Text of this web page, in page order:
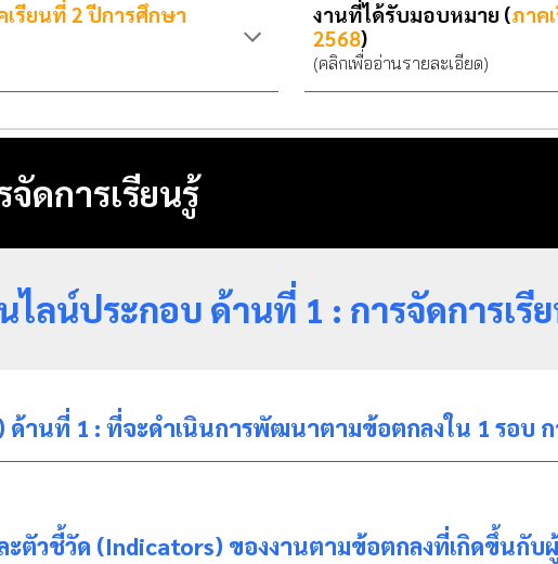
เรียนที่ 2 ปีการศึกษา
งานที่ได้รับมอบหมาย (ภาค
2568)
(คลิกเพื่ออ่านรายละเอียด)
ดการเรียนรู้
ไลน์ประกอบ ด้านที่ 1 : การจัดการเรี
ด้านที่ 1 : ที่จะดำเนินการพัฒนาตามข้อตกลงใน 1 รอบ ก
ตัวชี้วัด (Indicators) ของงานตามข้อตกลงที่เกิดขึ้นกับ